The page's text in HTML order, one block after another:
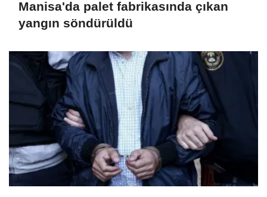
Manisa'da palet fabrikasında çıkan
yangın söndürüldü